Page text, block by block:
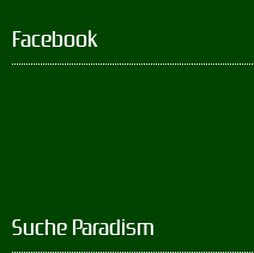
Facebook
Suche Paradism